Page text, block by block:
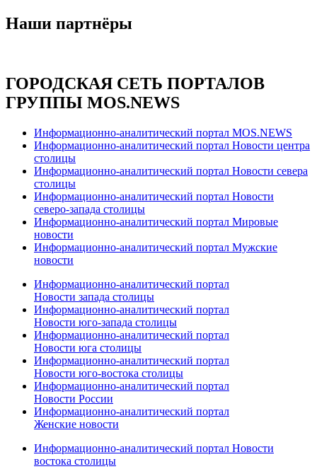
Наши партнёры
ГОРОДСКАЯ СЕТЬ ПОРТАЛОВ
ГРУППЫ MOS.NEWS
Информационно-аналитический портал MOS.NEWS
Информационно-аналитический портал Новости центра
столицы
Информационно-аналитический портал Новости севера
столицы
Информационно-аналитический портал Новости
северо-запада столицы
Информационно-аналитический портал Мировые
новости
Информационно-аналитический портал Мужские
новости
Информационно-аналитический портал
Новости запада столицы
Информационно-аналитический портал
Новости юго-запада столицы
Информационно-аналитический портал
Новости юга столицы
Информационно-аналитический портал
Новости юго-востока столицы
Информационно-аналитический портал
Новости России
Информационно-аналитический портал
Женские новости
Информационно-аналитический портал Новости
востока столицы